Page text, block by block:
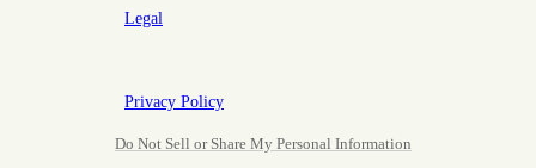
Legal
Privacy Policy
Do Not Sell or Share My Personal Information